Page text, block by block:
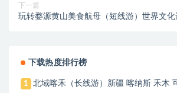
下一篇
玩转婺源黄山美食航母（短线游）世界文化
下载热度排行榜
1
北域喀禾（长线游）新疆 喀纳斯 禾木